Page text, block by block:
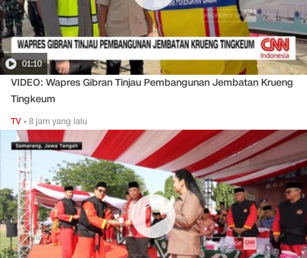
01:10
VIDEO: Wapres Gibran Tinjau Pembangunan Jembatan Krueng
Tingkeum
TV •8 jam yang lalu